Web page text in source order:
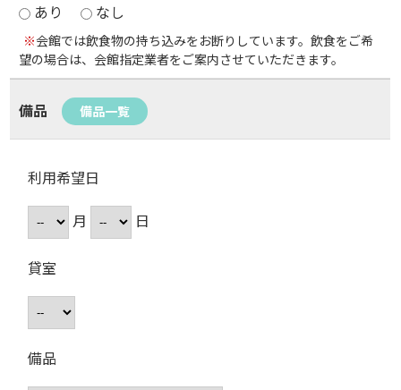
あり
なし
※会館では飲食物の持ち込みをお断りしています。飲食をご希
望の場合は、会館指定業者をご案内させていただきます。
備品 備品一覧
利用希望日
月
日
貸室
備品